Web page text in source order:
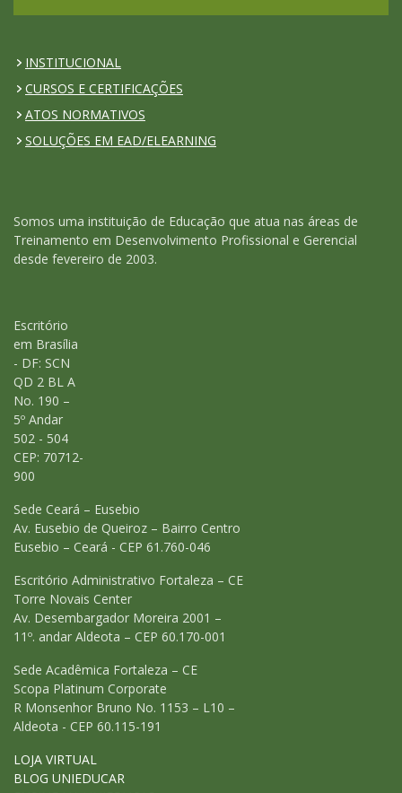
INSTITUCIONAL
CURSOS E CERTIFICAÇÕES
ATOS NORMATIVOS
SOLUÇÕES EM EAD/ELEARNING
Somos uma instituição de Educação que atua nas áreas de
Treinamento em Desenvolvimento Profissional e Gerencial
desde fevereiro de 2003.
Escritório
em Brasília
- DF: SCN
QD 2 BL A
No. 190 –
5º Andar
502 - 504
CEP: 70712-
900
Sede Ceará – Eusebio
Av. Eusebio de Queiroz – Bairro Centro
Eusebio – Ceará - CEP 61.760-046
Escritório Administrativo Fortaleza – CE
Torre Novais Center
Av. Desembargador Moreira 2001 –
11º. andar Aldeota – CEP 60.170-001
Sede Acadêmica Fortaleza – CE
Scopa Platinum Corporate
R Monsenhor Bruno No. 1153 – L10 –
Aldeota - CEP 60.115-191
LOJA VIRTUAL
BLOG UNIEDUCAR